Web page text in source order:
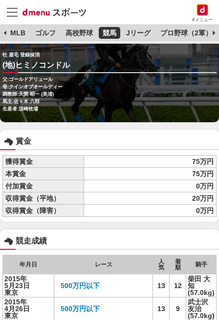
dメニュー
MLB ゴルフ 高校野球 競馬 Jリーグ プロ野球（2軍）
牡 鹿毛 登録抹消
(地)ヒミノコンドル
父:ゴールドアリュール
母:クインオブオールディー
調教師:天間 昭一 (美浦)
馬主:佐々木 八郎
生産者:須崎牧場
賞金
獲得賞金
75万円
本賞金
75万円
付加賞金
0万円
収得賞金（平地）
20万円
収得賞金（障害）
0万円
競走成績
年月日 レース
人
気
着
順
騎手
2015年
5月23日
東京
500万円以下 13 12
柴田 大
知
(57.0kg)
2015年
4月26日
東京
500万円以下 13 9
武士沢
友治
(57.0kg)